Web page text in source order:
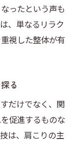
ったという声も
、単なるリラク
視した整体が有
る
だけでなく、関
促進するものな
は、肩こりの主